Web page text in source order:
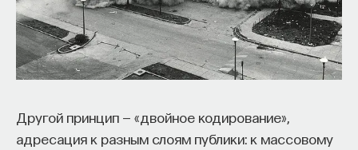
Другой принцип — «двойное кодирование»,
адресация к разным слоям публики: к массовому
дистанции и реально влиять на будущее: на то,
как будет мыслить элита, как будет устроена
экономика и как в целом будет разворачиваться
Знание нельзя просто передать